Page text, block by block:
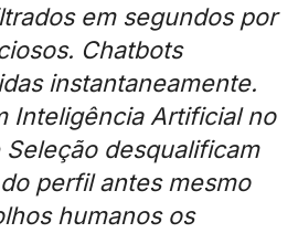
em segundos por
Chatbots
instantaneamente.
Inteligência Artificial no
desqualificam
perfil antes mesmo
humanos os